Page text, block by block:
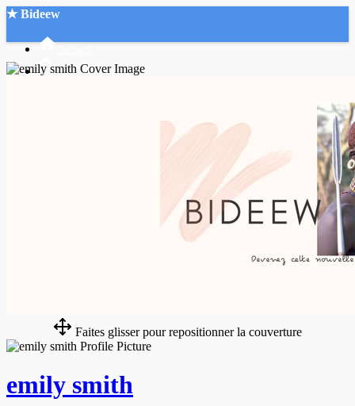
★ Bideew
Faites glisser pour repositionner la couverture
emily smith